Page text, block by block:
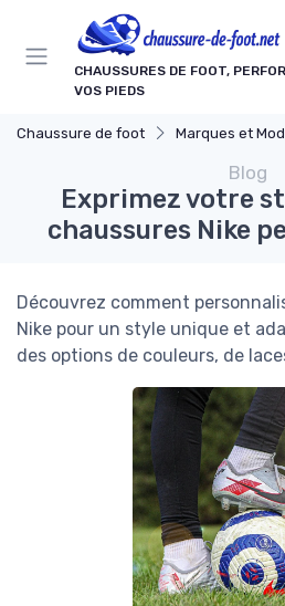
CHAUSSURES DE FOOT,
VOS PIEDS
Chaussure de foot Marques et
Blog
Exprimez votre
chaussures Nike
Découvrez comment
Nike pour un style unique et
des options de couleurs, de
Panneau de gestion des cookies